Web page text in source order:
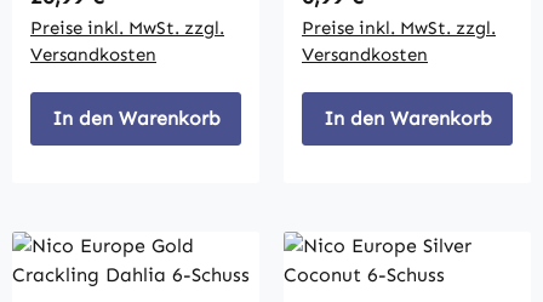
Preise inkl. MwSt. zzgl.
Versandkosten
In den Warenkorb
Preise inkl. MwSt. zzgl.
Versandkosten
In den Warenkorb